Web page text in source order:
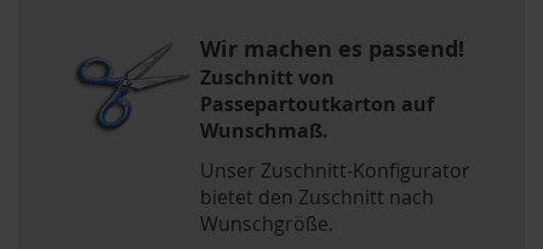
Wir machen es passend!
Zuschnitt von
Passepartoutkarton auf
Wunschmaß.
Unser Zuschnitt-Konfigurator
bietet den Zuschnitt nach
Wunschgröße.